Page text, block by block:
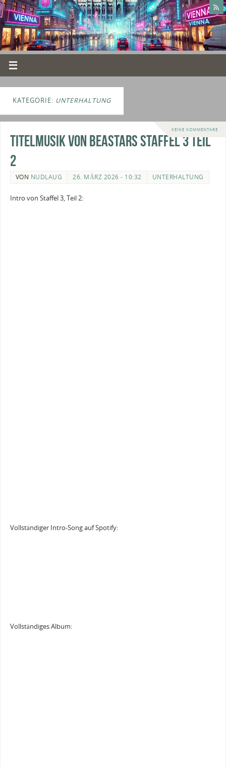
KATEGORIE: UNTERHALTUNG
KEINE KOMMENTARE
Titelmusik von Beastars Staffel 3 Teil
2
VON NUDLAUG 26. MÄRZ 2026 - 10:32 UNTERHALTUNG
Intro von Staffel 3, Teil 2:
Vollständiger Intro-Song auf Spotify:
Vollständiges Album: